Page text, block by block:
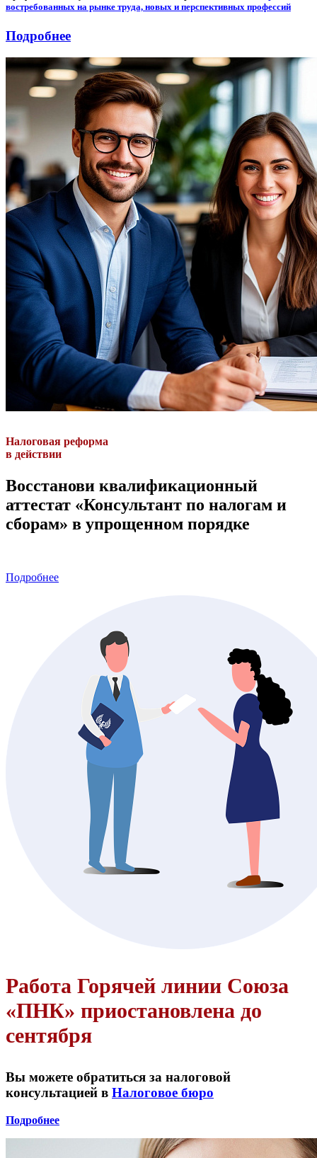
востребованных на рынке труда, новых и перспективных профессий
Подробнее
Налоговая реформа
в действии
Восстанови квалификационный
аттестат «Консультант по налогам и
сборам» в упрощенном порядке
Подробнее
Работа Горячей линии Союза
«ПНК» приостановлена до
сентября
Вы можете обратиться за налоговой
консультацией в Налоговое бюро
Подробнее